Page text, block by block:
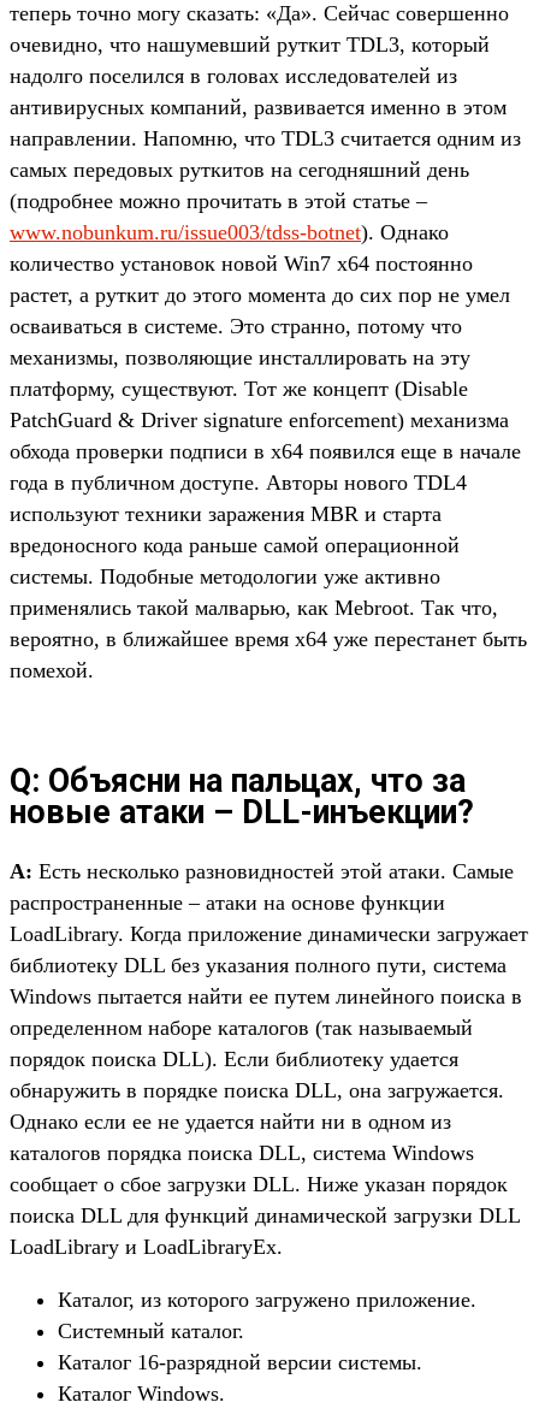
теперь точно могу сказать: «Да». Сейчас совершенно
очевидно, что нашумевший руткит TDL3, который
надолго поселился в головах исследователей из
антивирусных компаний, развивается именно в этом
направлении. Напомню, что TDL3 считается одним из
самых передовых руткитов на сегодняшний день
(подробнее можно прочитать в этой статье –
www.nobunkum.ru/issue003/tdss-botnet). Однако
количество установок новой Win7 x64 постоянно
растет, а руткит до этого момента до сих пор не умел
осваиваться в системе. Это странно, потому что
механизмы, позволяющие инсталлировать на эту
платформу, существуют. Тот же концепт (Disable
PatchGuard & Driver signature enforcement) механизма
обхода проверки подписи в x64 появился еще в начале
года в публичном доступе. Авторы нового TDL4
используют техники заражения MBR и старта
вредоносного кода раньше самой операционной
системы. Подобные методологии уже активно
применялись такой малварью, как Mebroot. Так что,
вероятно, в ближайшее время x64 уже перестанет быть
помехой.
Q: Объясни на пальцах, что за
новые атаки – DLL-инъекции?
A: Есть несколько разновидностей этой атаки. Самые
распространенные – атаки на основе функции
LoadLibrary. Когда приложение динамически загружает
библиотеку DLL без указания полного пути, система
Windows пытается найти ее путем линейного поиска в
определенном наборе каталогов (так называемый
порядок поиска DLL). Если библиотеку удается
обнаружить в порядке поиска DLL, она загружается.
Однако если ее не удается найти ни в одном из
каталогов порядка поиска DLL, система Windows
сообщает о сбое загрузки DLL. Ниже указан порядок
поиска DLL для функций динамической загрузки DLL
LoadLibrary и LoadLibraryEx.
Каталог, из которого загружено приложение.
Системный каталог.
Каталог 16-разрядной версии системы.
Каталог Windows.